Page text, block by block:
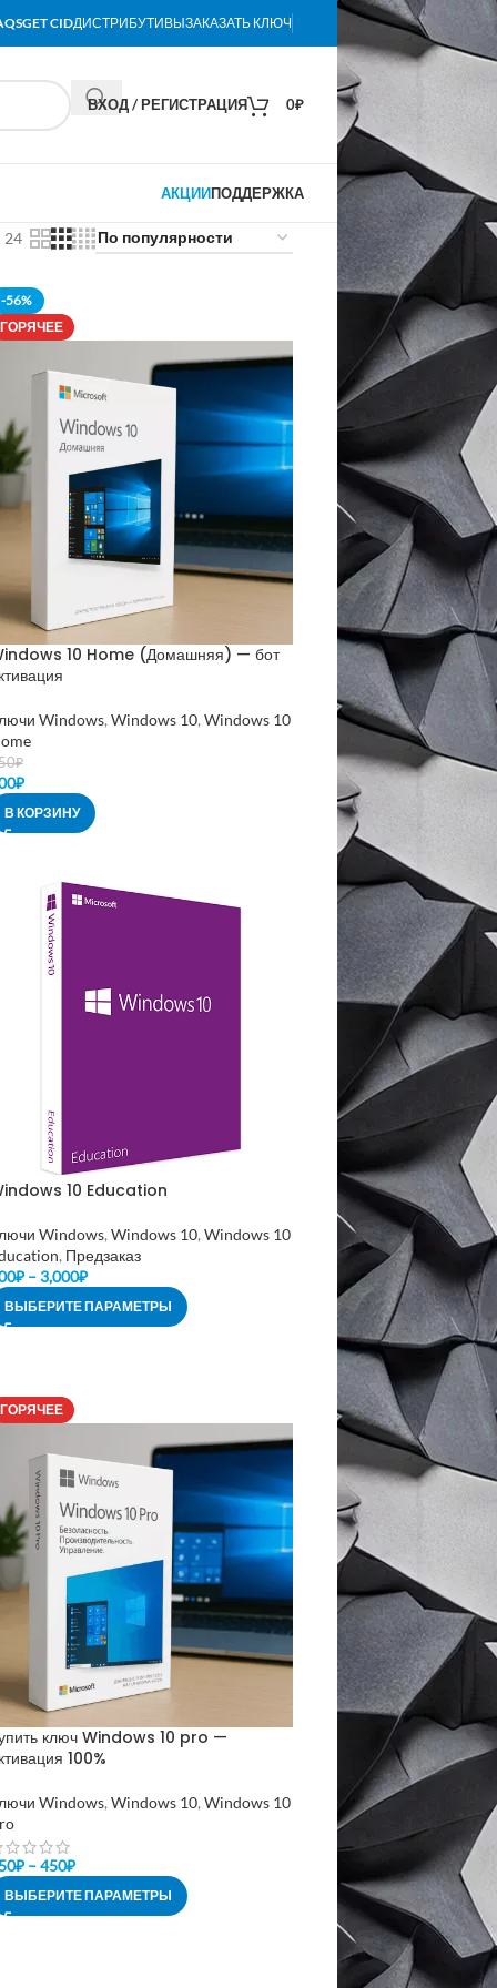
GET CIDДИСТРИБУТИВЫЗАКАЗАТЬ КЛЮЧ
ВХОД / РЕГИСТРАЦИЯ 0₽
АКЦИИПОДДЕРЖКА
24
-56%
ГОРЯЧЕЕ
10 Home (Домашняя) — бот
Windows, Windows 10, Windows 10
₽
₽
В КОРЗИНУ
10 Education
Windows, Windows 10, Windows 10
, Предзаказ
₽ –3,000₽
ВЫБЕРИТЕ ПАРАМЕТРЫ
ГОРЯЧЕЕ
ключ Windows 10 pro —
100%
Windows, Windows 10, Windows 10
₽ –450₽
ВЫБЕРИТЕ ПАРАМЕТРЫ